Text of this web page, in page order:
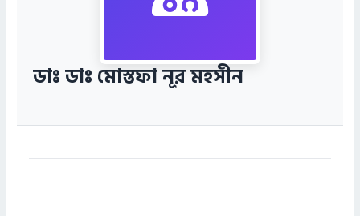
ডাঃ ডাঃ মোস্তফা নূর মহসীন